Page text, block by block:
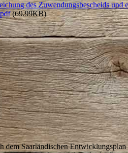
des Zuwendungsbescheids und
(69.99KB)
dem Saarländischen